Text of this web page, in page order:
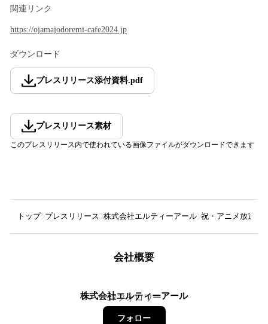
関連リンク
https://ojamajodoremi-cafe2024.jp
ダウンロード
プレスリリース添付資料.pdf
プレスリリース素材
このプレスリリース内で使われている画像ファイルがダウンロードできます
トップ プレスリリース 株式会社エルティーアール 祝・アニメ放送開
会社概要
株式会社エルティーアール
57フォロワー
フォロー